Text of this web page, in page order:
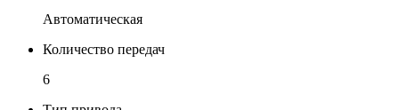
Автоматическая
Количество передач
6